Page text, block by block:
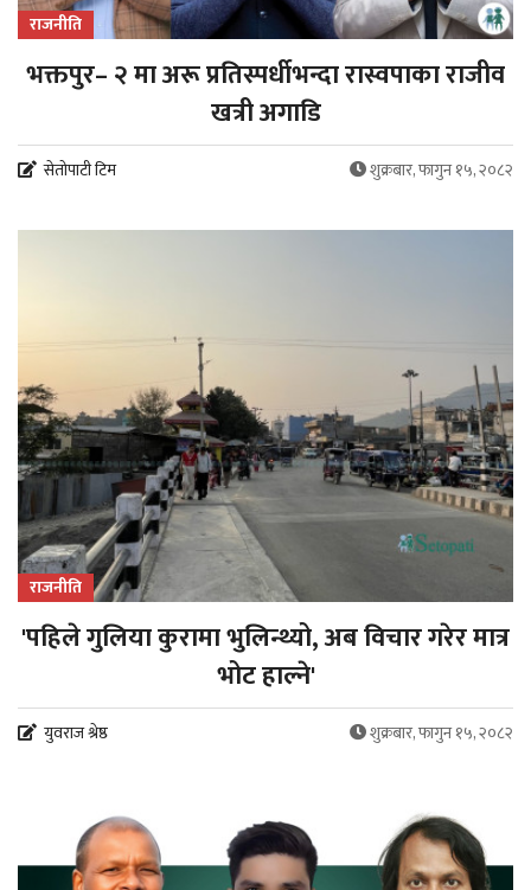
राजनीति
भक्तपुर– २ मा अरू प्रतिस्पर्धीभन्दा रास्वपाका राजीव
खत्री अगाडि
सेतोपाटी टिम शुक्रबार, फागुन १५, २०८२
राजनीति
'पहिले गुलिया कुरामा भुलिन्थ्यो, अब विचार गरेर मात्र
भोट हाल्ने'
युवराज श्रेष्ठ शुक्रबार, फागुन १५, २०८२